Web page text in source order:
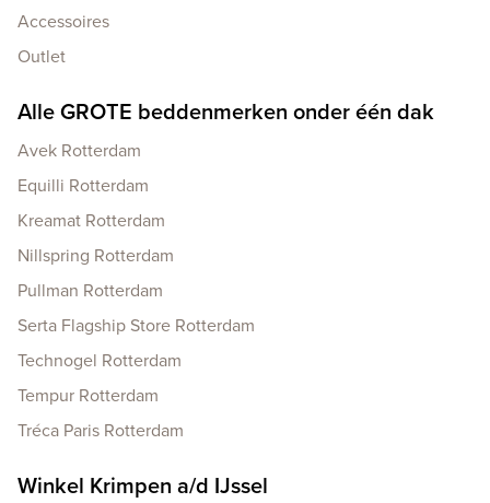
Accessoires
Outlet
Alle GROTE beddenmerken onder één dak
Avek Rotterdam
Equilli Rotterdam
Kreamat Rotterdam
Nillspring Rotterdam
Pullman Rotterdam
Serta Flagship Store Rotterdam
Technogel Rotterdam
Tempur Rotterdam
Tréca Paris Rotterdam
Winkel Krimpen a/d IJssel